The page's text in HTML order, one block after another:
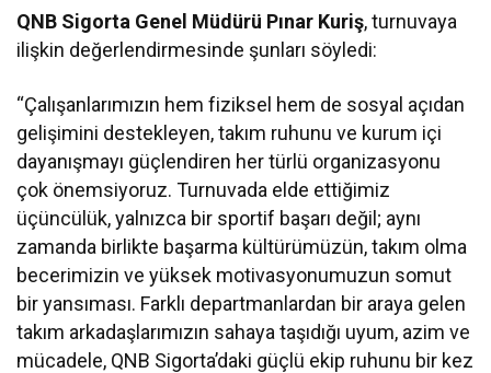
QNB Sigorta Genel Müdürü Pınar Kuriş, turnuvaya
ilişkin değerlendirmesinde şunları söyledi:
“Çalışanlarımızın hem fiziksel hem de sosyal açıdan
gelişimini destekleyen, takım ruhunu ve kurum içi
dayanışmayı güçlendiren her türlü organizasyonu
çok önemsiyoruz. Turnuvada elde ettiğimiz
üçüncülük, yalnızca bir sportif başarı değil; aynı
zamanda birlikte başarma kültürümüzün, takım olma
becerimizin ve yüksek motivasyonumuzun somut
bir yansıması. Farklı departmanlardan bir araya gelen
takım arkadaşlarımızın sahaya taşıdığı uyum, azim ve
mücadele, QNB Sigorta’daki güçlü ekip ruhunu bir kez